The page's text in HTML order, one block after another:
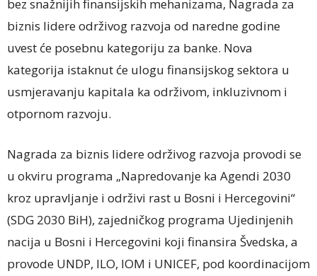
bez snažnijih finansijskih mehanizama, Nagrada za
biznis lidere održivog razvoja od naredne godine
uvest će posebnu kategoriju za banke. Nova
kategorija istaknut će ulogu finansijskog sektora u
usmjeravanju kapitala ka održivom, inkluzivnom i
otpornom razvoju.
Nagrada za biznis lidere održivog razvoja provodi se
u okviru programa „Napredovanje ka Agendi 2030
kroz upravljanje i održivi rast u Bosni i Hercegovini“
(SDG 2030 BiH), zajedničkog programa Ujedinjenih
nacija u Bosni i Hercegovini koji finansira Švedska, a
provode UNDP, ILO, IOM i UNICEF, pod koordinacijom